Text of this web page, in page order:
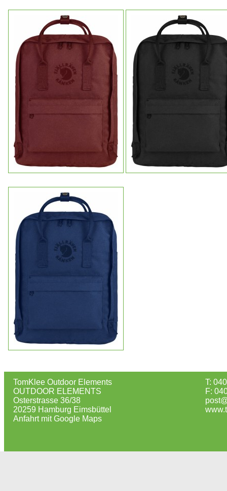
TomKlee Outdoor Elements
OUTDOOR ELEMENTS
Osterstrasse 36/38
20259 Hamburg Eimsbüttel
Anfahrt mit Google Maps
T:
F: